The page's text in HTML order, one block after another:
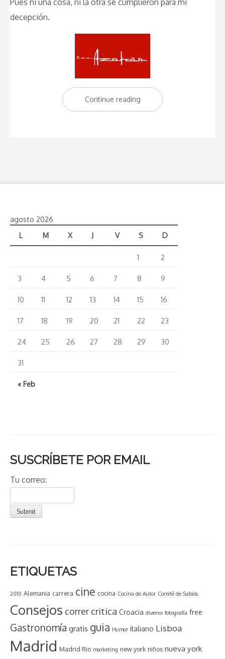
decepción.
Continue reading “Restaurante
Ruta
agosto 2026
L
M X J V S D
« Feb
1 2
3 4 5 6 7 8 9
10 11 12 13 14 15 16
17 18 19 20 21 22 23
24 25 26 27 28 29 30
31
SUSCRÍBETE POR EMAIL
Tu correo:
ETIQUETAS
2010 Alemania carrera cine cocina Cocina de Autor Comité de Sabios
Consejos correr critica Croacia diverxo fotografía free
Gastronomía gratis guia Humor italiano Lisboa
Madrid Madrid Rio marketing new york niños nueva york